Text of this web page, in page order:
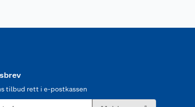
tilbud rett i e-postkassen